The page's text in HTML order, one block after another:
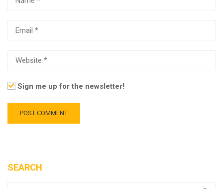
Sign me up for the newsletter!
SEARCH